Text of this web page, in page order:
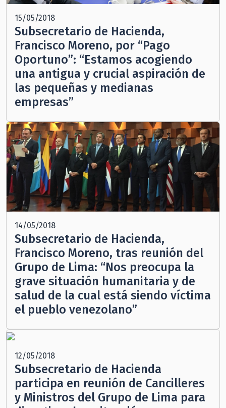
15/05/2018
Subsecretario de Hacienda,
Francisco Moreno, por “Pago
Oportuno”: “Estamos acogiendo
una antigua y crucial aspiración de
las pequeñas y medianas
empresas”
14/05/2018
Subsecretario de Hacienda,
Francisco Moreno, tras reunión del
Grupo de Lima: “Nos preocupa la
grave situación humanitaria y de
salud de la cual está siendo víctima
el pueblo venezolano”
12/05/2018
Subsecretario de Hacienda
participa en reunión de Cancilleres
y Ministros del Grupo de Lima para